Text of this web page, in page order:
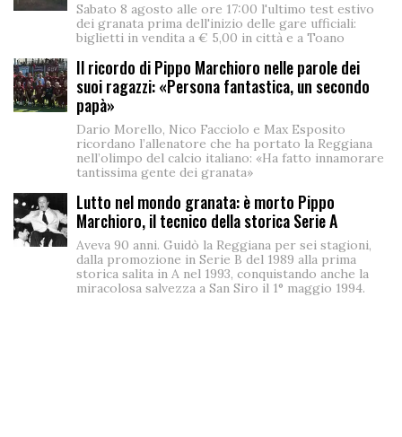
Sabato 8 agosto alle ore 17:00 l'ultimo test estivo
dei granata prima dell'inizio delle gare ufficiali:
biglietti in vendita a € 5,00 in città e a Toano
Il ricordo di Pippo Marchioro nelle parole dei
suoi ragazzi: «Persona fantastica, un secondo
papà»
Dario Morello, Nico Facciolo e Max Esposito
ricordano l’allenatore che ha portato la Reggiana
nell’olimpo del calcio italiano: «Ha fatto innamorare
tantissima gente dei granata»
Lutto nel mondo granata: è morto Pippo
Marchioro, il tecnico della storica Serie A
Aveva 90 anni. Guidò la Reggiana per sei stagioni,
dalla promozione in Serie B del 1989 alla prima
storica salita in A nel 1993, conquistando anche la
miracolosa salvezza a San Siro il 1° maggio 1994.